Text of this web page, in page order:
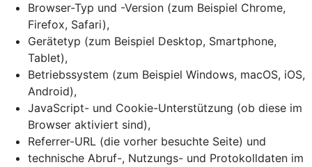
Browser-Typ und -Version (zum Beispiel Chrome,
Firefox, Safari),
Gerätetyp (zum Beispiel Desktop, Smartphone,
Tablet),
Betriebssystem (zum Beispiel Windows, macOS, iOS,
Android),
JavaScript- und Cookie-Unterstützung (ob diese im
Browser aktiviert sind),
Referrer-URL (die vorher besuchte Seite) und
technische Abruf-, Nutzungs- und Protokolldaten im